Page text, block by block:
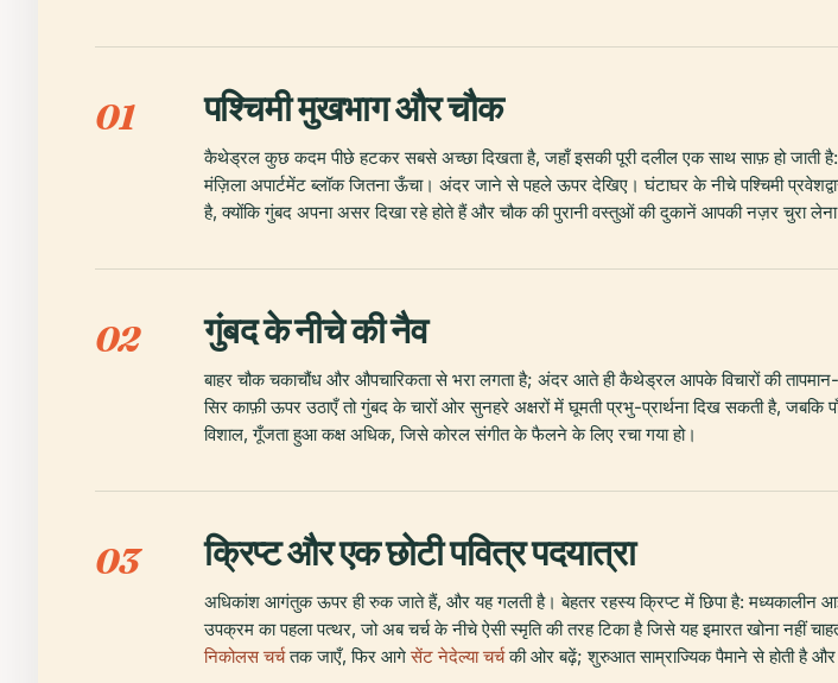
01 पश्चिमी मुखभाग और चौक
कैथेड्रल कुछ कदम पीछे हटकर सबसे अच्छा दिखता है, जहाँ इसकी पूरी दलील एक साथ साफ़ हो
मंज़िला अपार्टमेंट ब्लॉक जितना ऊँचा। अंदर जाने से पहले ऊपर देखिए। घंटाघर के नीचे पश्चिमी
है, क्योंकि गुंबद अपना असर दिखा रहे होते हैं और चौक की पुरानी वस्तुओं की दुकानें आपकी नज़र चुरा लेना
02 गुंबद के नीचे की नैव
बाहर चौक चकाचौंध और औपचारिकता से भरा लगता है; अंदर आते ही कैथेड्रल आपके विचारों की
सिर काफ़ी ऊपर उठाएँ तो गुंबद के चारों ओर सुनहरे अक्षरों में घूमती प्रभु-प्रार्थना दिख सकती है,
विशाल, गूँजता हुआ कक्ष अधिक, जिसे कोरल संगीत के फैलने के लिए रचा गया हो।
03 क्रिप्ट और एक छोटी पवित्र पदयात्रा
अधिकांश आगंतुक ऊपर ही रुक जाते हैं, और यह गलती है। बेहतर रहस्य क्रिप्ट में छिपा है: मध्यकालीन
उपक्रम का पहला पत्थर, जो अब चर्च के नीचे ऐसी स्मृति की तरह टिका है जिसे यह इमारत खोना
निकोलस चर्चतक जाएँ, फिर आगेसेंट नेदेल्या चर्चकी ओर बढ़ें; शुरुआत साम्राज्यिक पैमाने से होती है